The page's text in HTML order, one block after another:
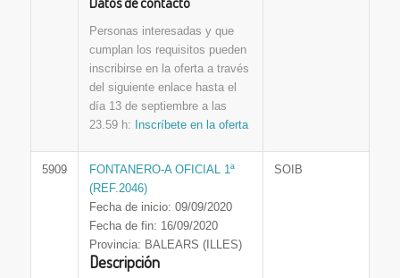
Personas interesadas y que
cumplan los requisitos pueden
inscribirse en la oferta a través
del siguiente enlace hasta el
día 13 de septiembre a las
23.59 h: Inscríbete en la oferta
5909
FONTANERO-A OFICIAL 1ª
(REF.2046)
Fecha de inicio: 09/09/2020
Fecha de fin: 16/09/2020
Provincia: BALEARS (ILLES)
Descripción
SOIB